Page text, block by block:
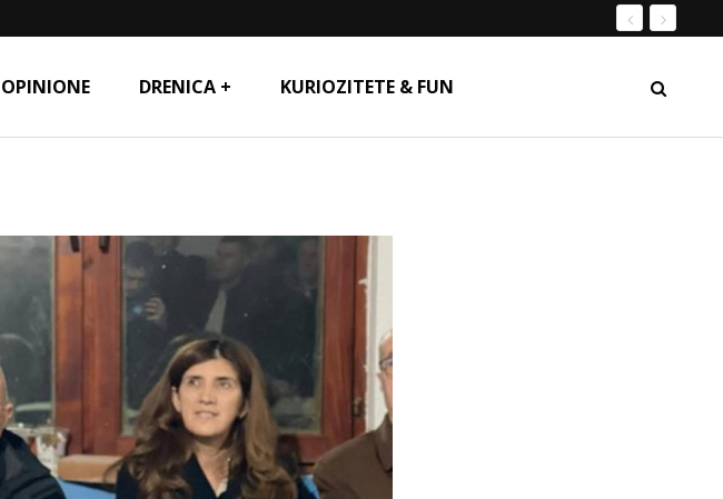
OPINIONE DRENICA + KURIOZITETE & FUN